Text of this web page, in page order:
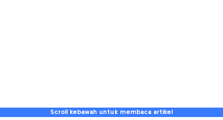
Scroll kebawah untuk membaca artikel